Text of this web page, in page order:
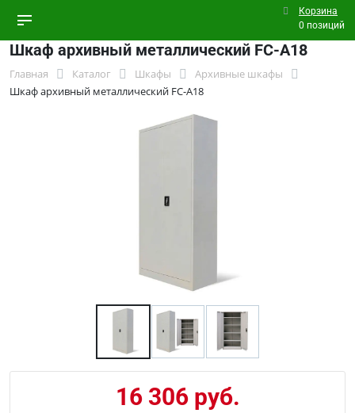
Корзина
0 позиций
Шкаф архивный металлический FC-A18
Главная Каталог Шкафы
Архивные шкафы
Шкаф архивный металлический FC-A18
16 306 руб.